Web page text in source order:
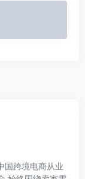
国跨境电商从业